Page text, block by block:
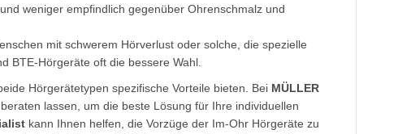
weniger empfindlich gegenüber Ohrenschmalz und
mit schwerem Hörverlust oder solche, die spezielle
BTE-Hörgeräte oft die bessere Wahl.
Hörgerätetypen spezifische Vorteile bieten. Bei MÜLLER
lassen, um die beste Lösung für Ihre individuellen
kann Ihnen helfen, die Vorzüge der Im-Ohr Hörgeräte zu